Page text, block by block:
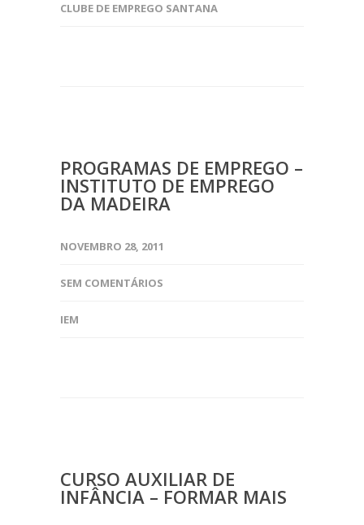
CLUBE DE EMPREGO SANTANA
PROGRAMAS DE EMPREGO –
INSTITUTO DE EMPREGO
DA MADEIRA
NOVEMBRO 28, 2011
SEM COMENTÁRIOS
IEM
CURSO AUXILIAR DE
INFÂNCIA – FORMAR MAIS